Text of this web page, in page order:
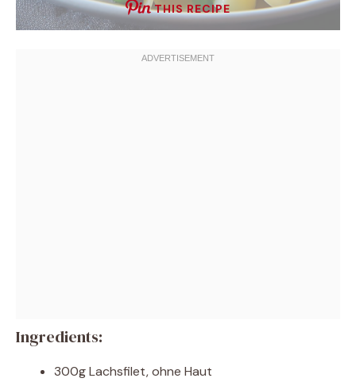
THIS RECIPE
Ingredients:
300g Lachsfilet, ohne Haut